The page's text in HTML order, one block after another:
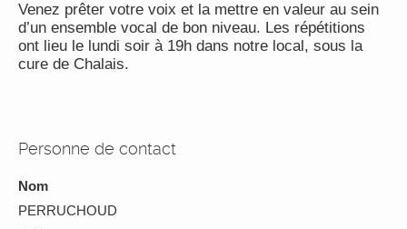
Venez prêter votre voix et la mettre en valeur au sein
d’un ensemble vocal de bon niveau. Les répétitions
ont lieu le lundi soir à 19h dans notre local, sous la
cure de Chalais.
Personne de contact
Nom
PERRUCHOUD